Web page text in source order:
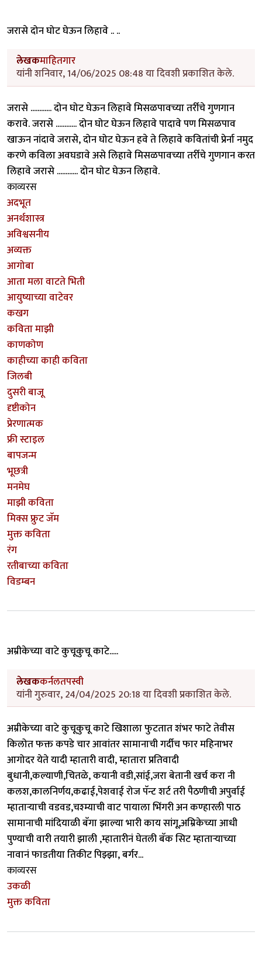
जरासे दोन घोट घेऊन लिहावे .. ..
लेखकमाहितगार
यांनी शनिवार, 14/06/2025 08:48 या दिवशी प्रकाशित केले.
जरासे ............ दोन घोट घेऊन लिहावे मिसळपावच्या तर्रीचे गुणगान
करावे. जरासे ............ दोन घोट घेऊन लिहावे पादावे पण मिसळपाव
खाऊन नांदावे जरासे, दोन घोट घेऊन हवे ते लिहावे कवितांची प्रेर्ना नमुद
करणे कविला अवघडावे असे लिहावे मिसळपावच्या तर्रीचे गुणगान करत
लिहावे जरासे ............ दोन घोट घेऊन लिहावे.
काव्यरस
अदभूत
अनर्थशास्त्र
अविश्वसनीय
अव्यक्त
आगोबा
आता मला वाटते भिती
आयुष्याच्या वाटेवर
कखग
कविता माझी
काणकोण
काहीच्या काही कविता
जिलबी
दुसरी बाजू
दृष्टीकोन
प्रेरणात्मक
फ्री स्टाइल
बापजन्म
भूछत्री
मनमेघ
माझी कविता
मिक्स फ्रुट जॅम
मुक्त कविता
रंग
रतीबाच्या कविता
विडम्बन
अम्रीकेच्या वाटे कुचूकुचू काटे.....
लेखककर्नलतपस्वी
यांनी गुरुवार, 24/04/2025 20:18 या दिवशी प्रकाशित केले.
अम्रीकेच्या वाटे कुचूकुचू काटे खिशाला फुटतात शंभर फाटे तेवीस
किलोत फक्त कपडे चार आवांतर सामानाची गर्दीच फार महिनाभर
आगोदर येते यादी म्हातारी वादी, म्हातारा प्रतिवादी
बुधानी,कल्याणी,चितळे, कयानी वडी,सांई,जरा बेतानी खर्च करा नी
कलश,कालनिर्णय,कढाई,पेशवाई रोज पॅन्ट शर्ट तरी पैठणीची अपुर्वाई
म्हातार्‍याची वडवड,चश्म्याची वाट पायाला भिंगरी अन कण्हारली पाठ
सामानाची मांदियाळी बॅगा झाल्या भारी काय सांगू,अम्रिकेच्या आधी
पुण्याची वारी तयारी झाली ,म्हातारीनं घेतली बॅक सिट म्हातार्‍याच्या
नावानं फाडतीया तिकीट पिझ्झा, बर्गर...
काव्यरस
उकळी
मुक्त कविता